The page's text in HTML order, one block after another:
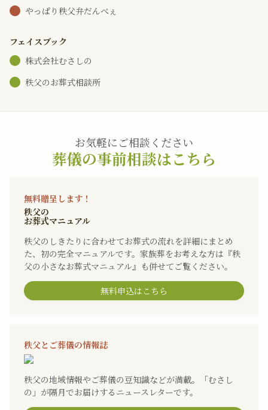
やっぱり秩父弁だんべぇ
フェイスブック
株式会社むさしの
秩父のお葬式相談所
お気軽にご相談ください
葬儀の事前相談はこちら
無料贈呈します！
秩父の
お葬式マニュアル
秩父のしきたりに合わせてお葬式の流れを詳細にまとめ
た、初の完全マニュアルです。家族葬をお考えな方は『秩
父の小さなお葬式マニュアル』も併せてご覧ください。
無料申込はこちら
秩父とご葬儀の情報誌
秩父の地域情報やご葬儀の豆知識などが満載。「むさし
の」が隔月でお届けするニュースレターです。